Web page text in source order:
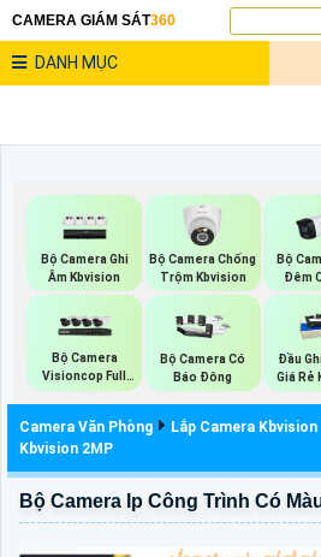
CAMERA GIÁM SÁT360
DANH MỤC
Bộ Camera Ghi
Âm Kbvision
Bộ Camera Chống
Trộm Kbvision
Bộ
Đêm
Bộ Camera
Visioncop Full
Color
Bộ Camera Có
Báo Đông
Đầu
Giá Rẻ
Camera Văn Phòng Lắp Camera
Kbvision 2MP
Bộ Camera Ip Công Trình Có